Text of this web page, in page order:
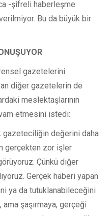
-şifreli haberleşme
Bu da büyük bir
gazetelerini
diğer gazetelerin de
meslektaşlarının
etmesini istedi:
gazeteciliğin değerini daha
gerçekten zor işler
Çünkü diğer
Gerçek haberi yapan
ya da tutuklanabileceğini
ama şaşırmaya, gerçeği